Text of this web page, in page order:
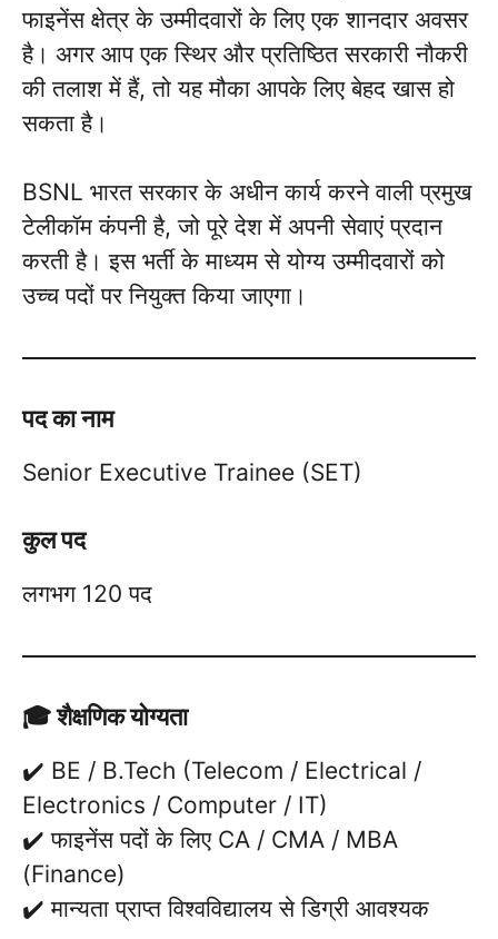
फाइनेंस क्षेत्र के उम्मीदवारों के लिए एक शानदार अवसर
है। अगर आप एक स्थिर और प्रतिष्ठित सरकारी नौकरी
की तलाश में हैं, तो यह मौका आपके लिए बेहद खास हो
सकता है।
BSNL भारत सरकार के अधीन कार्य करने वाली प्रमुख
टेलीकॉम कंपनी है, जो पूरे देश में अपनी सेवाएं प्रदान
करती है। इस भर्ती के माध्यम से योग्य उम्मीदवारों को
उच्च पदों पर नियुक्त किया जाएगा।
पद का नाम
Senior Executive Trainee (SET)
कुल पद
लगभग 120 पद
🎓 शैक्षणिक योग्यता
✔️ BE / B.Tech (Telecom / Electrical /
Electronics / Computer / IT)
✔️ फाइनेंस पदों के लिए CA / CMA / MBA
(Finance)
✔️ मान्यता प्राप्त विश्वविद्यालय से डिग्री आवश्यक